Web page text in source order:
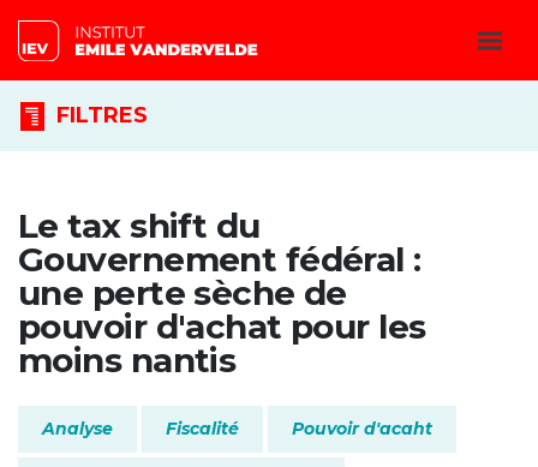
FILTRES
Le tax shift du
Gouvernement fédéral :
une perte sèche de
pouvoir d'achat pour les
moins nantis
Analyse Fiscalité Pouvoir d'acaht